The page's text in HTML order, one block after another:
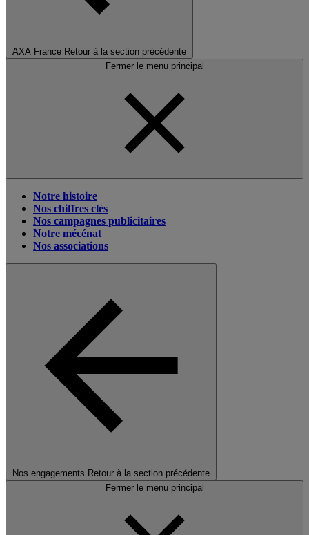
AXA France Retour à la section précédente
Fermer le menu principal
Notre histoire
Nos chiffres clés
Nos campagnes publicitaires
Notre mécénat
Nos associations
Nos engagements Retour à la section précédente
Fermer le menu principal